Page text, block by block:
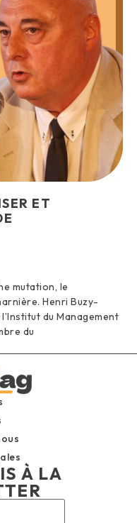
ET
mutation, le
Henri Buzy-
du Management
du
À LA